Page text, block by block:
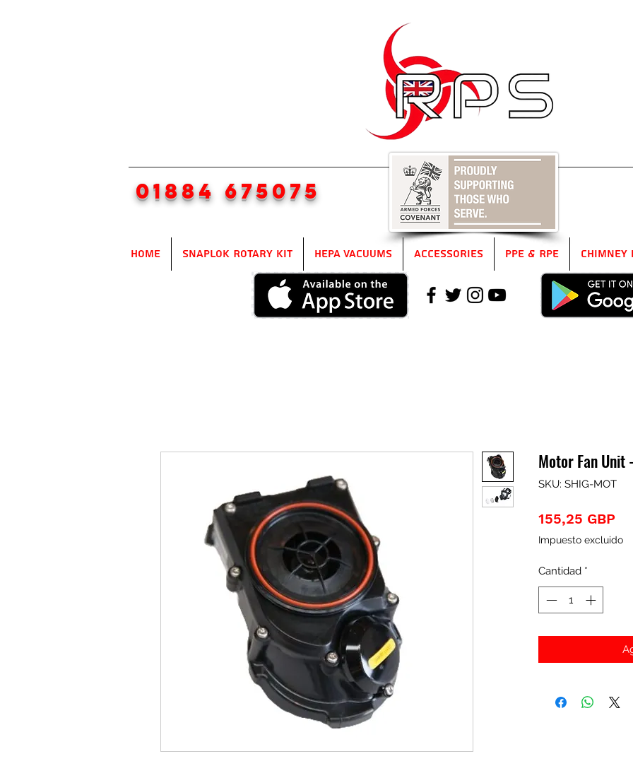
01884 675075
Home SnapLok Rotary Kit HEPA Vacuums Accessories PPE & RPE Chimney
Motor Fan Unit
SKU: SHIG-MOT
155,25 GBP
Impuesto excluido
Cantidad *